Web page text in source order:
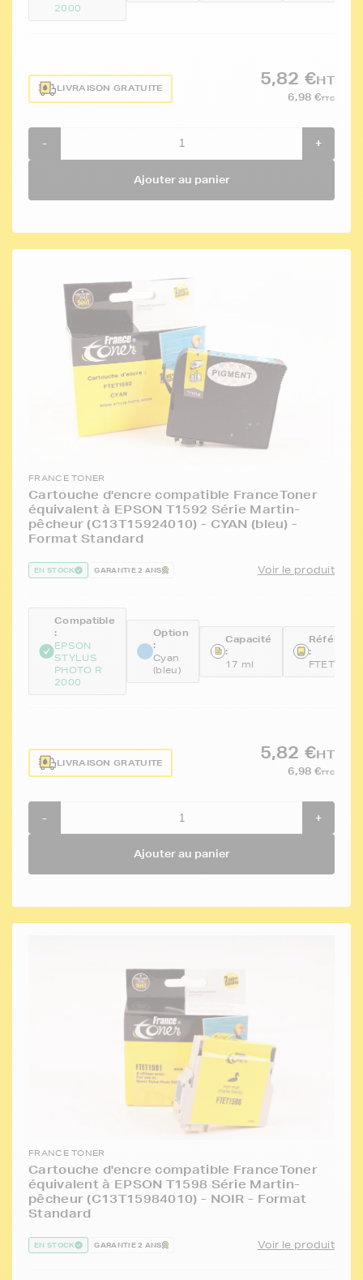
2000
LIVRAISON GRATUITE
5,82 €HT
6,98 €TTC
- +
Ajouter au panier
FRANCE TONER
Cartouche d'encre compatible FranceToner
équivalent à EPSON T1592 Série Martin-
pêcheur (C13T15924010) - CYAN (bleu) -
Format Standard
EN STOCK GARANTIE 2 ANS Voir le produit
Compatible
:
EPSON
STYLUS
PHOTO R
2000
Option
:
Cyan
(bleu)
Capacité
:
17 ml
:
FTET1592
LIVRAISON GRATUITE
5,82 €HT
6,98 €TTC
- +
Ajouter au panier
FRANCE TONER
Cartouche d'encre compatible FranceToner
équivalent à EPSON T1598 Série Martin-
pêcheur (C13T15984010) - NOIR - Format
Standard
EN STOCK GARANTIE 2 ANS Voir le produit